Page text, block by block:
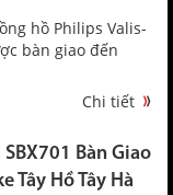
hồ Philips Valis-
bàn giao đến
Chi tiết
Bàn Giao
Tây Hồ Tây Hà